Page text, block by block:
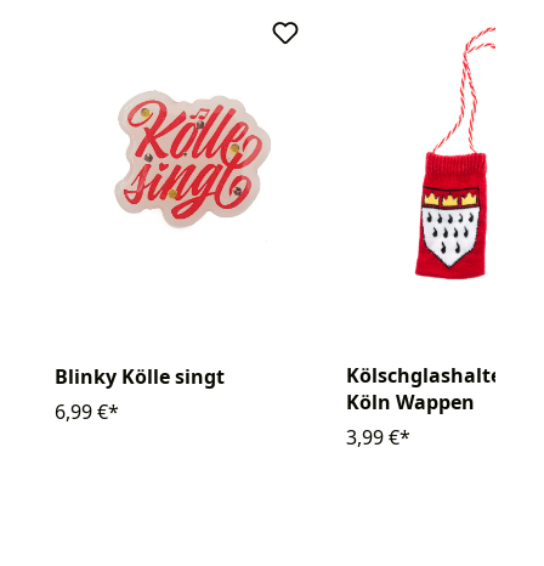
Blinky Kölle singt
6,99 €*
Kölschglashalter
Köln Wappen
3,99 €*